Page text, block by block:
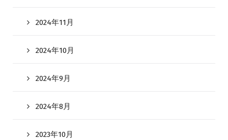
2024年11月
2024年10月
2024年9月
2024年8月
2023年10月